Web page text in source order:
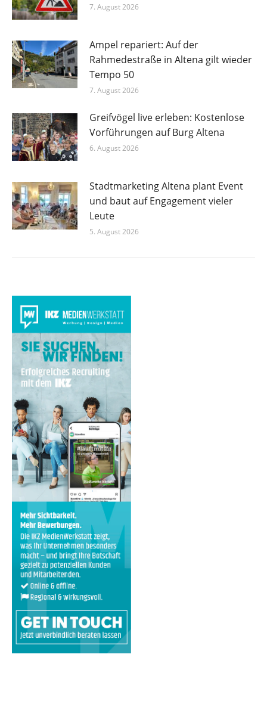
7. August 2026
Ampel repariert: Auf der
Rahmedestraße in Altena gilt wieder
Tempo 50
7. August 2026
Greifvögel live erleben: Kostenlose
Vorführungen auf Burg Altena
6. August 2026
Stadtmarketing Altena plant Event
und baut auf Engagement vieler
Leute
5. August 2026